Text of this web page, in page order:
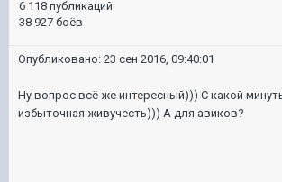
6 118 публикаций
38 927 боёв
Опубликовано: 23 сен 2016, 09:40:01
Ну вопрос всё же интересный))) С какой
избыточная живучесть))) А для авиков?